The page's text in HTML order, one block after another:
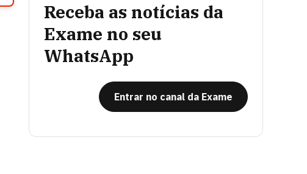
Receba as notícias da
Exame no seu
WhatsApp
Entrar no canal da Exame